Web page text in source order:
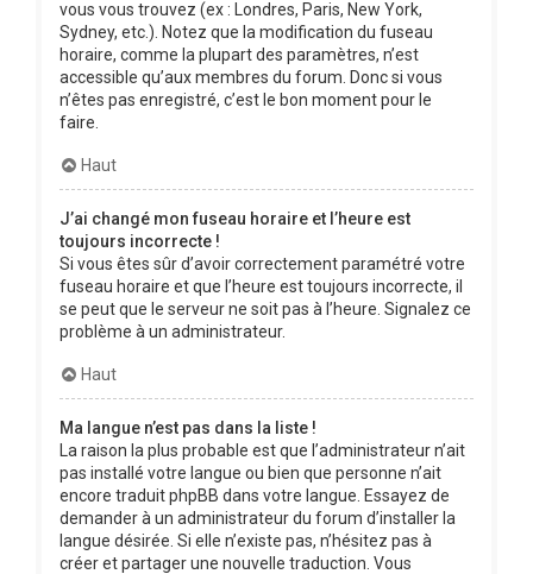
vous vous trouvez (ex : Londres, Paris, New York,
Sydney, etc.). Notez que la modification du fuseau
horaire, comme la plupart des paramètres, n’est
accessible qu’aux membres du forum. Donc si vous
n’êtes pas enregistré, c’est le bon moment pour le
faire.
Haut
J’ai changé mon fuseau horaire et l’heure est
toujours incorrecte !
Si vous êtes sûr d’avoir correctement paramétré votre
fuseau horaire et que l’heure est toujours incorrecte, il
se peut que le serveur ne soit pas à l’heure. Signalez ce
problème à un administrateur.
Haut
Ma langue n’est pas dans la liste !
La raison la plus probable est que l’administrateur n’ait
pas installé votre langue ou bien que personne n’ait
encore traduit phpBB dans votre langue. Essayez de
demander à un administrateur du forum d’installer la
langue désirée. Si elle n’existe pas, n’hésitez pas à
créer et partager une nouvelle traduction. Vous